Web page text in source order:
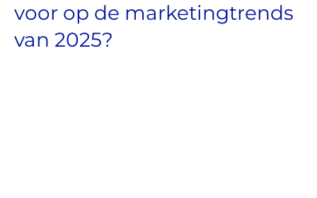
voor op de marketingtrends
van 2025?